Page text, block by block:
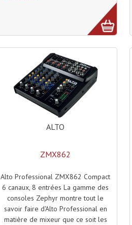
ALTO
ZMX862
Alto Professional ZMX862 Compact
6 canaux, 8 entrées La gamme des
consoles Zephyr montre tout le
savoir faire d'Alto Professional en
matière de mixeur que ce soit les